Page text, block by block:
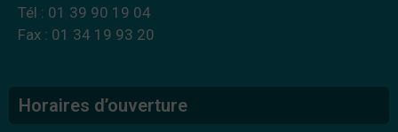
Tél : 01 39 90 19 04
Fax : 01 34 19 93 20
Horaires d’ouverture